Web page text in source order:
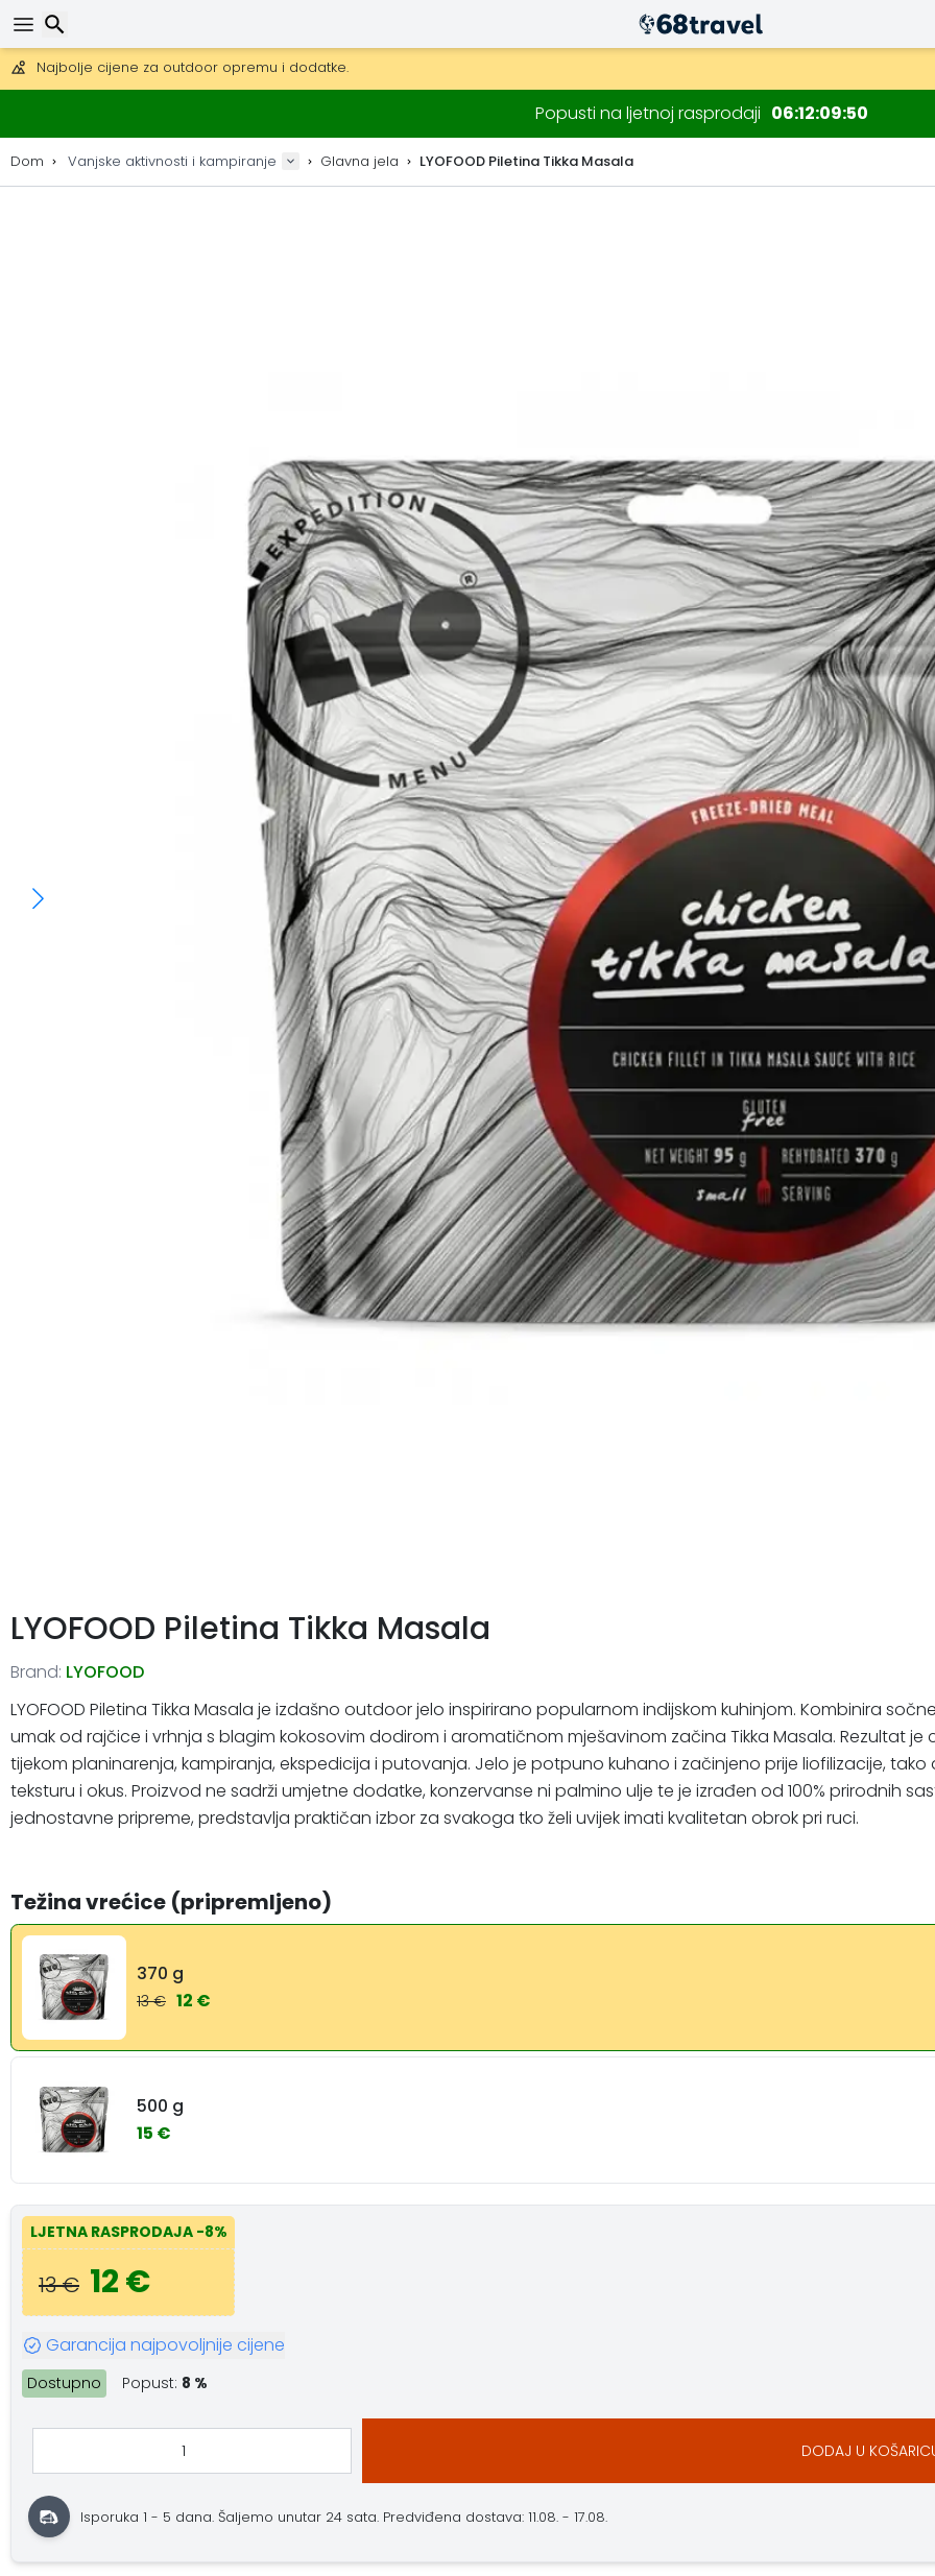
Besplatna dostava za narudžbe iznad 149 €.
Mogućnost slanja DHL Expressom (dostava unutar 24 sata)
30 dana za povrat, 90 dana za drvene karte i dekoracije.
Najbolje cijene za outdoor opremu i dodatke.
Popusti na ljetnoj rasprodaji 06120949
Dom Vanjske aktivnosti i kampiranje Glavna jela LYOFOOD Piletina Tikka Masala
LYOFOOD Piletina Tikka Masala
Brand: LYOFOOD
LYOFOOD Piletina Tikka Masala je izdašno outdoor jelo inspirirano popularnom indijskom kuhinjom. Kombinira
umak od rajčice i vrhnja s blagim kokosovim dodirom i aromatičnom mješavinom začina Tikka Masala. Rezultat je
tijekom planinarenja, kampiranja, ekspedicija i putovanja. Jelo je potpuno kuhano i začinjeno prije liofilizacije,
teksturu i okus. Proizvod ne sadrži umjetne dodatke, konzervanse ni palmino ulje te je izrađen od 100% prirodnih
jednostavne pripreme, predstavlja praktičan izbor za svakoga tko želi uvijek imati kvalitetan obrok pri ruci.
Težina vrećice (pripremljeno)
370 g
13 € 12 €
500 g
15 €
LJETNA RASPRODAJA -8%
13 € 12 €
Garancija najpovoljnije cijene
Dostupno Popust: 8 %
DODAJ U
Isporuka 1 - 5 dana.Šaljemo unutar 24 sata. Predviđena dostava: 11.08. - 17.08.